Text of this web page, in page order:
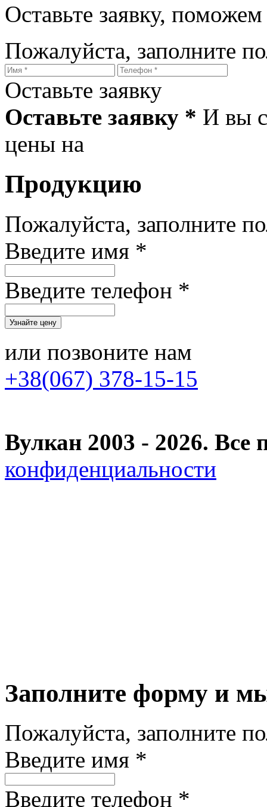
Оставьте заявку,
Пожалуйста, заполните
Оставьте заявку
Оставьте заявку * И вы
цены на
Продукцию
Пожалуйста, заполните
Введите имя *
Введите телефон *
или позвоните нам
+38(067) 378-15-15
Вулкан 2003 - 2026.
конфиденциальности
Заполните форму и
Пожалуйста, заполните
Введите имя *
Введите телефон *